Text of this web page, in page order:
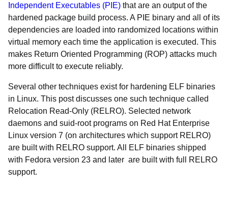
Independent Executables (PIE) that are an output of the
hardened package build process. A PIE binary and all of its
dependencies are loaded into randomized locations within
virtual memory each time the application is executed. This
makes Return Oriented Programming (ROP) attacks much
more difficult to execute reliably.
Several other techniques exist for hardening ELF binaries
in Linux. This post discusses one such technique called
Relocation Read-Only (RELRO). Selected network
daemons and suid-root programs on Red Hat Enterprise
Linux version 7 (on architectures which support RELRO)
are built with RELRO support. All ELF binaries shipped
with Fedora version 23 and later are built with full RELRO
support.